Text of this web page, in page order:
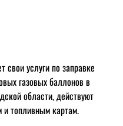
свои услуги по заправке
газовых баллонов в
области, действуют
топливным картам.